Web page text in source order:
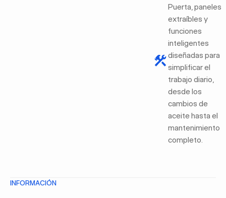
Puerta, paneles
extraíbles y
funciones
inteligentes
diseñadas para
simplificar el
trabajo diario,
desde los
cambios de
aceite hasta el
mantenimiento
completo.
INFORMACIÓN